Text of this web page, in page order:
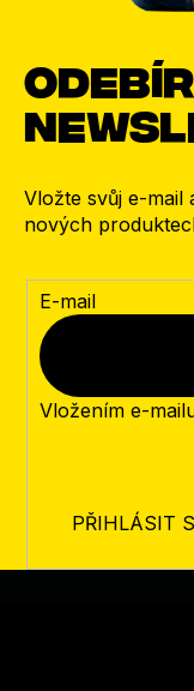
Vložte svůj e-mail
nových
E-mail
Vložením e-
PŘIHLÁSIT